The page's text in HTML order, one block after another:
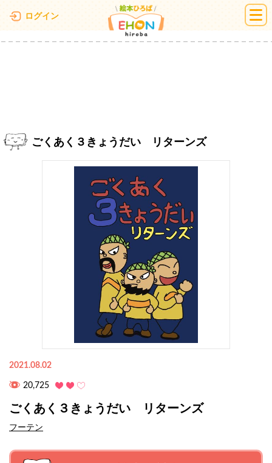
ログイン 絵本ひろば
ごくあく３きょうだい リターンズ
2021.08.02
20,725
ごくあく３きょうだい リターンズ
フーテン